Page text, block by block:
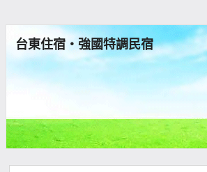
台東住宿‧強國特調民宿